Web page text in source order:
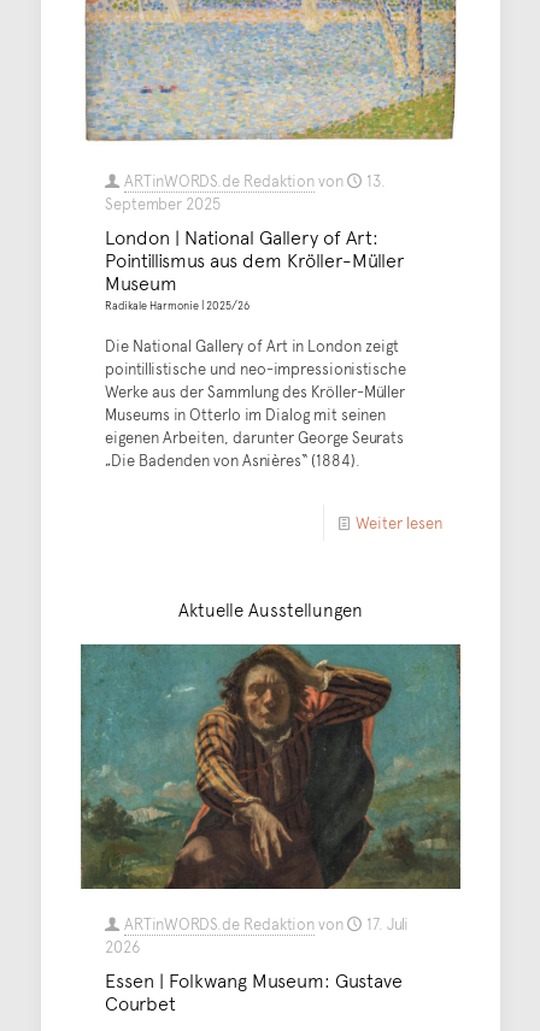
ARTinWORDS.de Redaktionvon
13.
September 2025
London | National Gallery of Art:
Pointillismus aus dem Kröller-Müller
Museum
Radikale Harmonie | 2025/26
Die National Gallery of Art in London zeigt
pointillistische und neo-impressionistische
Werke aus der Sammlung des Kröller-Müller
Museums in Otterlo im Dialog mit seinen
eigenen Arbeiten, darunter George Seurats
„Die Badenden von Asnières“ (1884).
Weiter lesen
Aktuelle Ausstellungen
ARTinWORDS.de Redaktionvon
17. Juli
2026
Essen | Folkwang Museum: Gustave
Courbet